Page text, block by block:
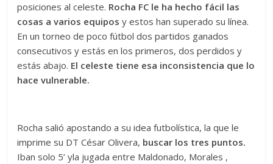
posiciones al celeste. Rocha FC le ha hecho fácil las
cosas a varios equiposy estos han superado su línea.
En un torneo de poco fútbol dos partidos ganados
consecutivos y estás en los primeros, dos perdidos y
estás abajo. El celeste tiene esa inconsistencia que lo
hace vulnerable.
Rocha salió apostando a su idea futbolística, la que le
imprime su DT César Olivera, buscar los tres puntos.
Iban solo 5’ yla jugada entre Maldonado, Morales ,